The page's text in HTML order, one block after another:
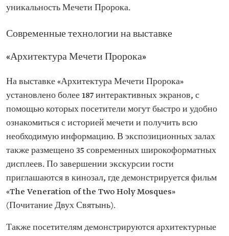
уникальность Мечети Пророка.
Современные технологии на выставке
«Архитектура Мечети Пророка»
На выставке «Архитектура Мечети Пророка»
установлено более 187 интерактивных экранов, с
помощью которых посетители могут быстро и удобно
ознакомиться с историей мечети и получить всю
необходимую информацию. В экспозиционных залах
также размещено 35 современных широкоформатных
дисплеев. По завершении экскурсии гости
приглашаются в кинозал, где демонстрируется фильм
«The Veneration of the Two Holy Mosques»
(Почитание Двух Святынь).
Также посетителям демонстрируются архитектурные